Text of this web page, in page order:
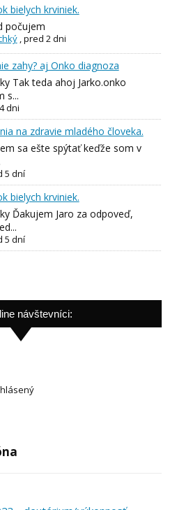
bielych krviniek.
počujem
,pred 2 dni
zahy? aj Onko diagnoza
Tak teda ahoj Jarko.onko
s...
dni
na zdravie mladého človeka.
sa ešte spýtať keďže som v
5 dní
bielych krviniek.
Ďakujem Jaro za odpoveď,
5 dní
návštevníci: